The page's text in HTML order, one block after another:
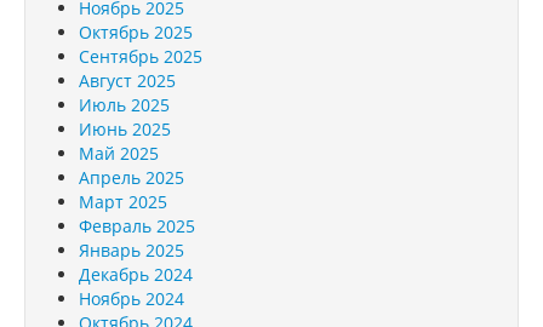
Ноябрь 2025
Октябрь 2025
Сентябрь 2025
Август 2025
Июль 2025
Июнь 2025
Май 2025
Апрель 2025
Март 2025
Февраль 2025
Январь 2025
Декабрь 2024
Ноябрь 2024